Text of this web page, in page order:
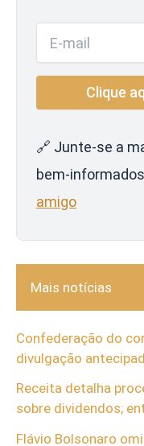
🔗 Junte-se a
bem-
amigo
Mais notícias
Confederação do
divulgação
Receita detalha
sobre dividendos;
Flávio Bolsonaro